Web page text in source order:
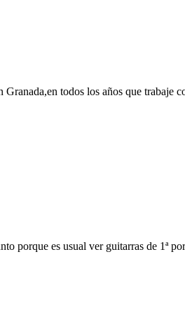
todos los años que trabaje
porque es usual ver guitarras de 1ª